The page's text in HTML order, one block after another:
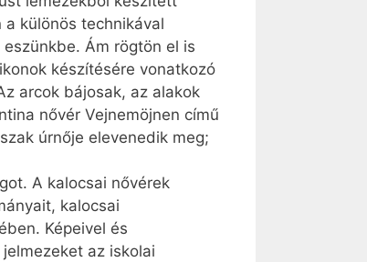
különös technikával
Ám rögtön el is
készítésére vonatkozó
arcok bájosak, az alakok
nővér Vej­ne­möjnen című
úrnője elevenedik meg;
A kalocsai nővérek
kalocsai
Képeivel és
az iskolai